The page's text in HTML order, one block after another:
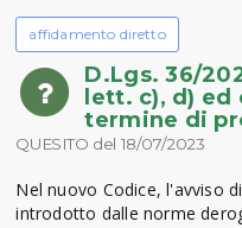
affidamento diretto
D.Lgs. 36/
lett. c), d) ed
termine di
QUESITO del 18/07/2023
Nel nuovo Codice, l'avviso
introdotto dalle norme